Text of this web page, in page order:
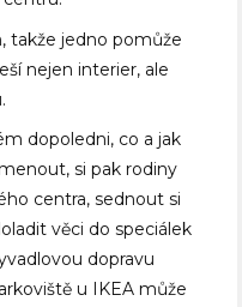
takže jedno pomůže
nejen interier, ale
dopoledni, co a jak
si pak rodiny
centra, sednout si
věci do speciálek
dopravu
u IKEA může